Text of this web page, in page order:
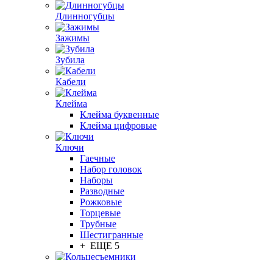
Длинногубцы
Зажимы
Зубила
Кабели
Клейма
Клейма буквенные
Клейма цифровые
Ключи
Гаечные
Набор головок
Наборы
Разводные
Рожковые
Торцевые
Трубные
Шестигранные
+ ЕЩЕ 5